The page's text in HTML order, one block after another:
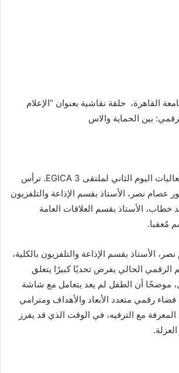
القاهرة، حلقة نقاشية بعنوان “الإعلام
بين الحماية والاس
تغلال”، وذلك ضمن فعاليات اليوم الثاني لملتقى 3 EGICA. ترأس
عصام نصر، الأستاذ بقسم الإذاعة والتلفزيون
خطاب، الأستاذ بقسم العلاقات العامة
مُعقبا.
الأستاذ بقسم الإذاعة والتلفزيون بالكلية،
الرقمي الحالي يفرض تحديًا كبيرًا يتعلق
موضحًا أن الطفل لم يعد يتعامل مع شاشة
رقمي متعدد الأبعاد والأهداف ومترامي
مع الترفيه، في الوقت الذي قد يفرز